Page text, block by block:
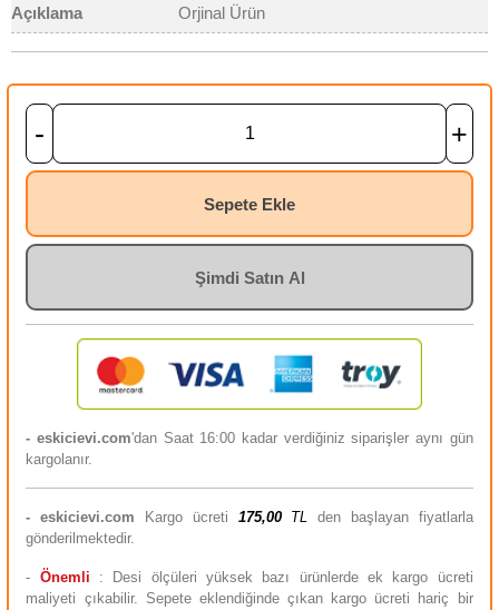
Açıklama Orjinal Ürün
- +
Sepete Ekle
Şimdi Satın Al
- eskicievi.com'dan Saat 16:00 kadar verdiğiniz siparişler aynı gün
kargolanır.
-eskicievi.com Kargo ücreti 175,00 TL den başlayan fiyatlarla
gönderilmektedir.
- Önemli
: Desi ölçüleri yüksek bazı ürünlerde ek kargo ücreti
maliyeti çıkabilir. Sepete eklendiğinde çıkan kargo ücreti hariç bir